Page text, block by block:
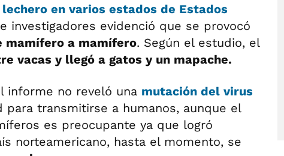
en varios estados de Estados
investigadores evidenció que se provocó
mamífero a mamífero. Según el estudio, el
vacas y llegó a gatos y un mapache.
informe no reveló una mutación del virus
para transmitirse a humanos, aunque el
es preocupante ya que logró
norteamericano, hasta el momento, se